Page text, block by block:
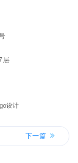
层
设计
下一篇